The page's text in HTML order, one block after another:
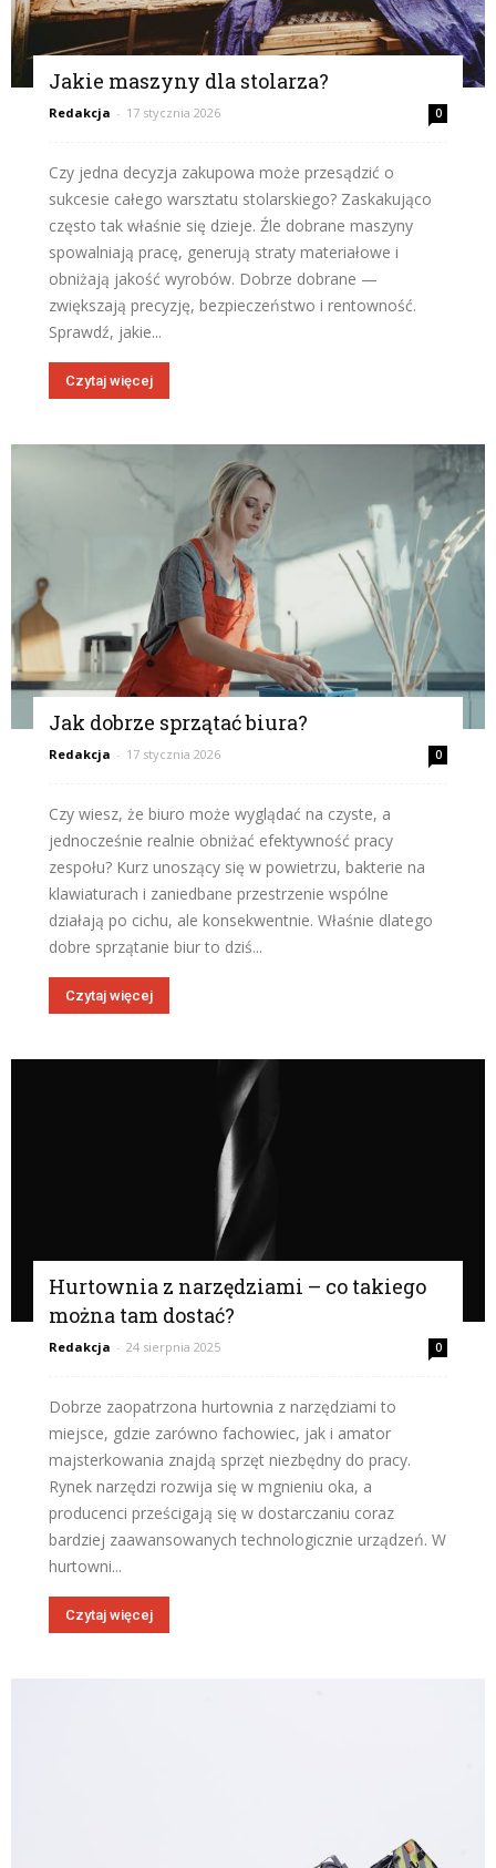
Jakie maszyny dla stolarza?
Redakcja - 17 stycznia 2026 0
Czy jedna decyzja zakupowa może przesądzić o
sukcesie całego warsztatu stolarskiego? Zaskakująco
często tak właśnie się dzieje. Źle dobrane maszyny
spowalniają pracę, generują straty materiałowe i
obniżają jakość wyrobów. Dobrze dobrane —
zwiększają precyzję, bezpieczeństwo i rentowność.
Sprawdź, jakie...
Czytaj więcej
Jak dobrze sprzątać biura?
Redakcja - 17 stycznia 2026 0
Czy wiesz, że biuro może wyglądać na czyste, a
jednocześnie realnie obniżać efektywność pracy
zespołu? Kurz unoszący się w powietrzu, bakterie na
klawiaturach i zaniedbane przestrzenie wspólne
działają po cichu, ale konsekwentnie. Właśnie dlatego
dobre sprzątanie biur to dziś...
Czytaj więcej
Hurtownia z narzędziami – co takiego
można tam dostać?
Redakcja - 24 sierpnia 2025 0
Dobrze zaopatrzona hurtownia z narzędziami to
miejsce, gdzie zarówno fachowiec, jak i amator
majsterkowania znajdą sprzęt niezbędny do pracy.
Rynek narzędzi rozwija się w mgnieniu oka, a
producenci prześcigają się w dostarczaniu coraz
bardziej zaawansowanych technologicznie urządzeń. W
hurtowni...
Czytaj więcej